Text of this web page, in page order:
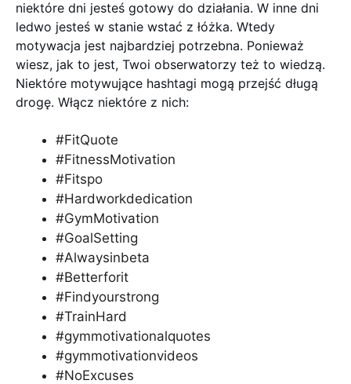
niektóre dni jesteś gotowy do działania. W inne dni
ledwo jesteś w stanie wstać z łóżka. Wtedy
motywacja jest najbardziej potrzebna. Ponieważ
wiesz, jak to jest, Twoi obserwatorzy też to wiedzą.
Niektóre motywujące hashtagi mogą przejść długą
drogę. Włącz niektóre z nich:
#FitQuote
#FitnessMotivation
#Fitspo
#Hardworkdedication
#GymMotivation
#GoalSetting
#Alwaysinbeta
#Betterforit
#Findyourstrong
#TrainHard
#gymmotivationalquotes
#gymmotivationvideos
#NoExcuses